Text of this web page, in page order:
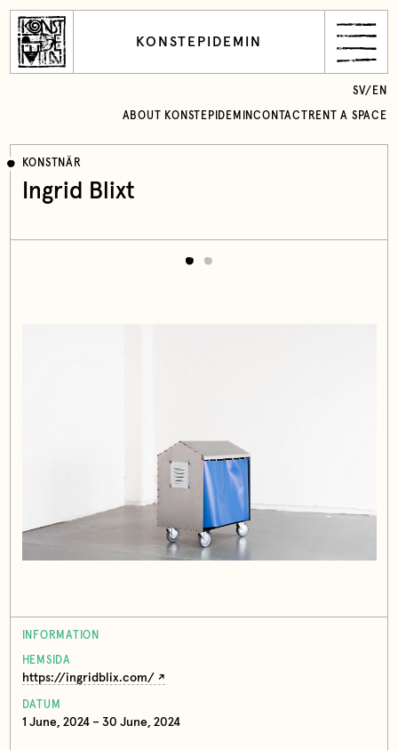
KONSTEPIDEMIN
ABOUT KONSTEPIDEMINCONTACT RENT A SPACE
SV/ EN
KONSTNÄR
Ingrid Blixt
INFORMATION
HEMSIDA
https://ingridblix.com/
DATUM
1 June, 2024 – 30 June, 2024